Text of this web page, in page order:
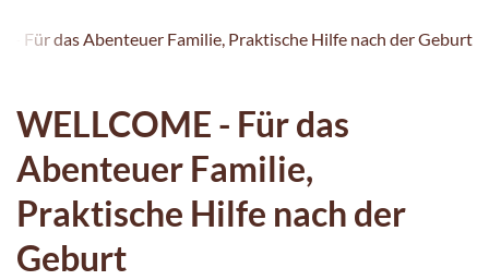
- Für das Abenteuer Familie, Praktische Hilfe nach der Geburt
WELLCOME - Für das
Abenteuer Familie,
Praktische Hilfe nach der
Geburt